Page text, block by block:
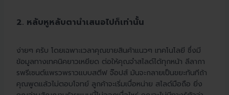
2. หลับหูหลับตานำเสนอไปก็เท่านั้น
ง่ายๆ ครับ โดยเฉพาะเวลาคุณขายสินค้าแนวๆ เทคโนโลยี ซึ่งมี
ข้อมูลทางเทคนิคยาวเหยียด ต่อให้คุณจำสไลด์ได้ทุกหน้า ลีลากา
รพรีเซนต์แพรวพราวแบบสตีฟ จ๊อปส์ มันจะกลายเป็นขยะทันทีถ้า
คุณพูดแล้วไม่ตอบโจทย์ ลูกค้าจะเริ่มเบื่อหน่าย สไลด์มือถือ ยิ่ง